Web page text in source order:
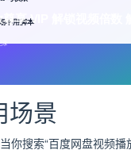
场景
你搜索“百度网盘视频